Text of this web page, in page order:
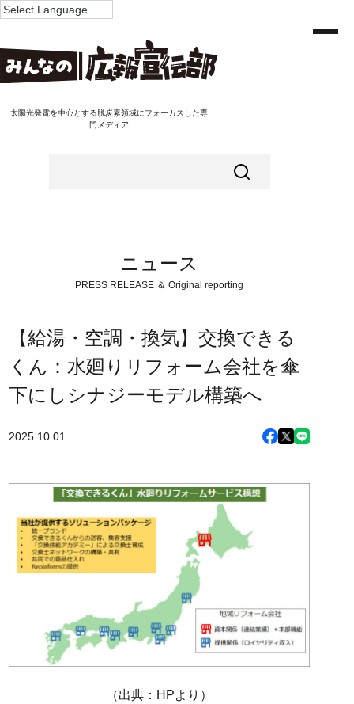
太陽光発電を中心とする脱炭素領域にフォーカスした専
門メディア
ニュース
PRESS RELEASE ＆ Original reporting
【給湯・空調・換気】交換できる
くん：水廻りリフォーム会社を傘
下にしシナジーモデル構築へ
2025.10.01
（出典：HPより）